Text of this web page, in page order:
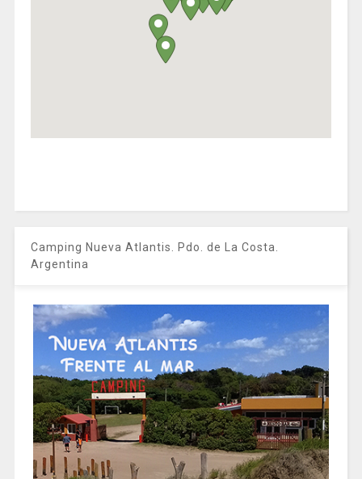
Camping Nueva Atlantis. Pdo. de La Costa.
Argentina